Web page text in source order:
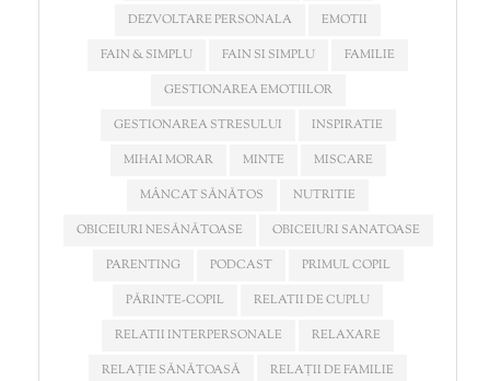
DEZVOLTARE PERSONALA
EMOTII
FAIN & SIMPLU
FAIN SI SIMPLU
FAMILIE
GESTIONAREA EMOTIILOR
GESTIONAREA STRESULUI
INSPIRATIE
MIHAI MORAR
MINTE
MISCARE
MÂNCAT SĂNĂTOS
NUTRITIE
OBICEIURI NESĂNĂTOASE
OBICEIURI SANATOASE
PARENTING
PODCAST
PRIMUL COPIL
PĂRINTE-COPIL
RELATII DE CUPLU
RELATII INTERPERSONALE
RELAXARE
RELAȚIE SĂNĂTOASĂ
RELAȚII DE FAMILIE